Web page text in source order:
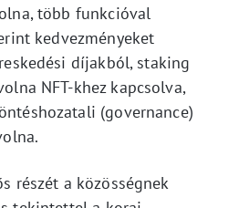
több funkcióval
kedvezményeket
díjakból, staking
NFT-khez kapcsolva,
(governance)
részét a közösségnek